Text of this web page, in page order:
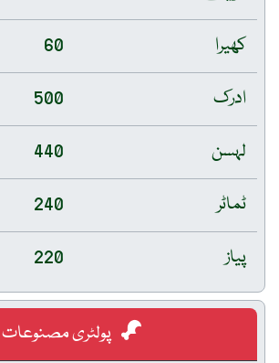
کھیرا
60
ادرک
500
لہسن
440
ٹماٹر
240
پیاز
220
پولٹری مصنوعات